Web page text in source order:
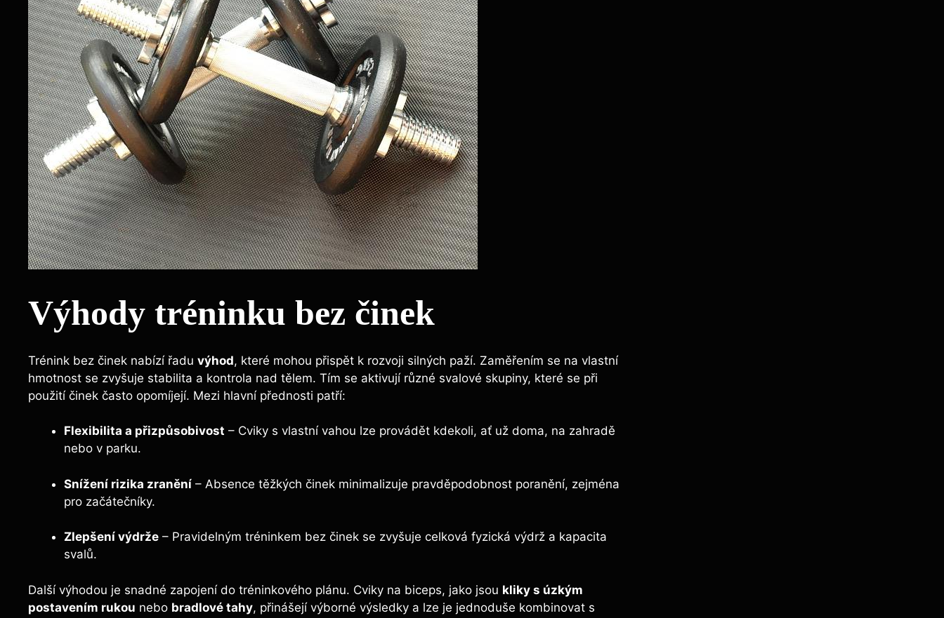
Výhody tréninku bez činek
Trénink bez činek nabízí řadu výhod, které mohou přispět k rozvoji silných paží. Zaměřením se na vlastní
hmotnost se zvyšuje stabilita a kontrola nad tělem. Tím se aktivují různé svalové skupiny, které se při
použití činek často opomíjejí. Mezi hlavní přednosti patří:
Flexibilita a přizpůsobivost – Cviky s vlastní vahou lze provádět kdekoli, ať už doma, na zahradě
nebo v parku.
Snížení rizika zranění – Absence těžkých činek minimalizuje pravděpodobnost poranění, zejména
pro začátečníky.
Zlepšení výdrže – Pravidelným tréninkem bez činek se zvyšuje celková fyzická výdrž a kapacita
svalů.
Další výhodou je snadné zapojení do tréninkového plánu. Cviky na biceps, jako jsou kliky s úzkým
postavením rukou nebo bradlové tahy, přinášejí výborné výsledky a lze je jednoduše kombinovat s